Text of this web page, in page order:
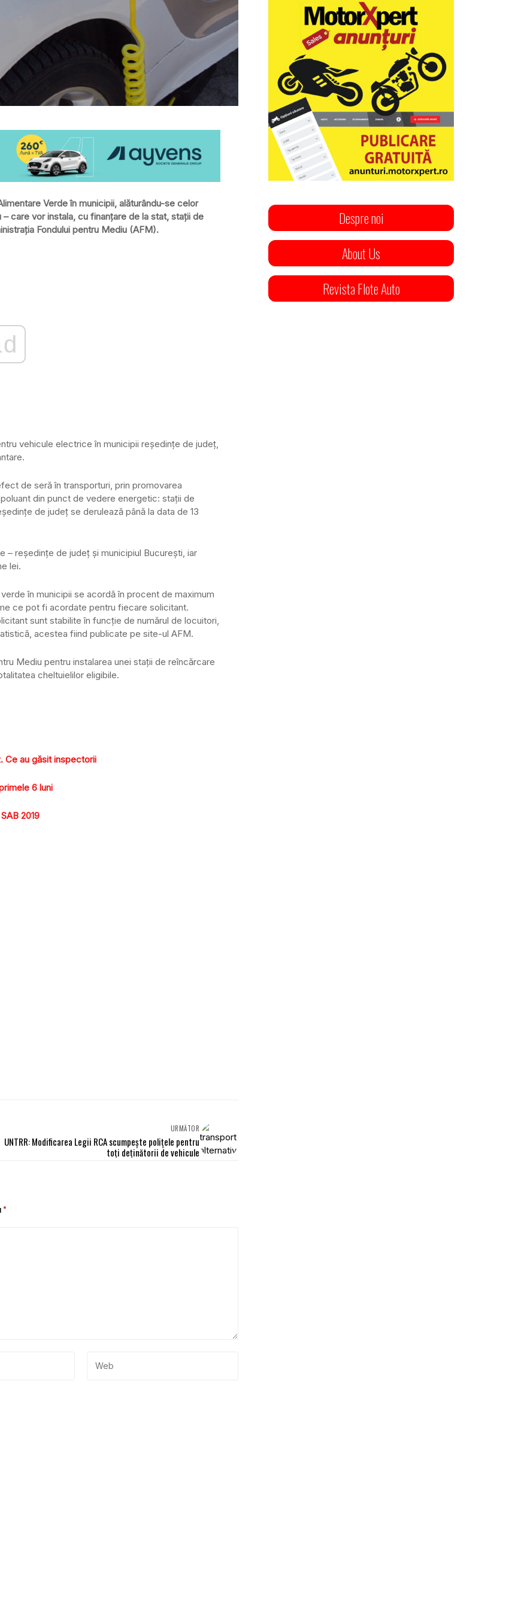
Verde în municipii, alăturându-se celor
care vor instala, cu finanţare de la stat, staţii de
Fondului pentru Mediu (AFM).
vehicule electrice în municipii reşedinţe de judeţ,
de seră în transporturi, prin promovarea
din punct de vedere energetic: staţii de
de judeţ se derulează până la data de 13
– reşedinţe de judeţ şi municipiul Bucureşti, iar
lei.
în municipii se acordă în procent de maximum
ce pot fi acordate pentru fiecare solicitant.
sunt stabilite în funcţie de numărul de locuitori,
acestea fiind publicate pe site-ul AFM.
Mediu pentru instalarea unei staţii de reîncărcare
cheltuielilor eligibile.
Ce au găsit inspectorii
6 luni
2019
URMĂTOR
UNTRR: Modificarea Legii RCA scumpeşte poliţele pentru
toţi deţinătorii de vehicule
*
Despre noi
About Us
Revista Flote Auto